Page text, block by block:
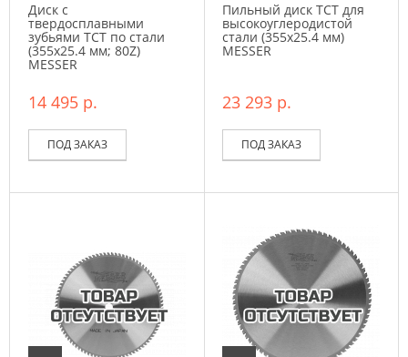
Диск с
твердосплавными
зубьями ТСТ по стали
(355х25.4 мм; 80Z)
MESSER
14 495 р.
ПОД ЗАКАЗ
Пильный диск ТСТ для
высокоуглеродистой
стали (355х25.4 мм)
MESSER
23 293 р.
ПОД ЗАКАЗ